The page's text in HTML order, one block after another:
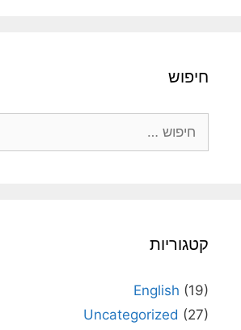
חיפוש
קטגוריות
English (19)
Uncategorized (27)